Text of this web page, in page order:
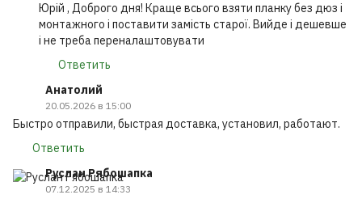
Юрій , Доброго дня! Краще всього взяти планку без дюз і
монтажного і поставити замість старої. Вийде і дешевше
і не треба переналаштовувати
Ответить
Анатолий
20.05.2026 в 15:00
Быстро отправили, быстрая доставка, установил, работают.
Ответить
Руслан Рябошапка
07.12.2025 в 14:33